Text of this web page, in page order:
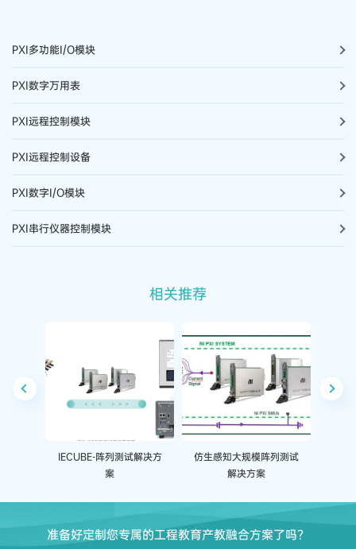
PXI多功能I/O模块
PXI数字万用表
PXI​远程​控制​模块
PXI​远程​控制​设备
PXI​数字​I/​O​模块
PXI​串​行​仪器​控制​模块
相关推荐
IECUBE-阵列测试解决方
案
仿生感知大规模阵列测试
解决方案
准备好定制您专属的工程教育产教融合方案了吗？